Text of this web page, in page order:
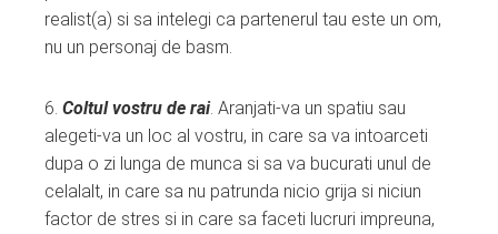
realist(a) si sa intelegi ca partenerul tau este un om,
nu un personaj de basm.
6. Coltul vostru de rai. Aranjati-va un spatiu sau
alegeti-va un loc al vostru, in care sa va intoarceti
dupa o zi lunga de munca si sa va bucurati unul de
celalalt, in care sa nu patrunda nicio grija si niciun
factor de stres si in care sa faceti lucruri impreuna,